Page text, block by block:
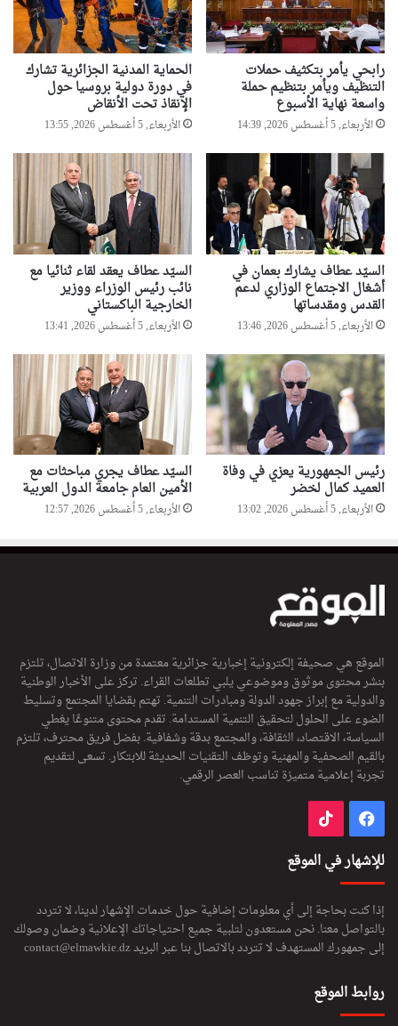
رابحي يأمر بتكثيف حملات
التنظيف ويأمر بتنظيم حملة
واسعة نهاية الأسبوع
الأربعاء, 5 أغسطس 2026, 14:39
الحماية المدنية الجزائرية تشارك
في دورة دولية بروسيا حول
الإنقاذ تحت الأنقاض
الأربعاء, 5 أغسطس 2026, 13:55
السيّد عطاف يشارك بعمان في
أشغال الاجتماع الوزاري لدعم
القدس ومقدساتها
الأربعاء, 5 أغسطس 2026, 13:46
السيّد عطاف يعقد لقاء ثنائيا مع
نائب رئيس الوزراء ووزير
الخارجية الباكستاني
الأربعاء, 5 أغسطس 2026, 13:41
رئيس الجمهورية يعزي في وفاة
العميد كمال لخضر
الأربعاء, 5 أغسطس 2026, 13:02
السيّد عطاف يجري مباحثات مع
الأمين العام جامعة الدول العربية
الأربعاء, 5 أغسطس 2026, 12:57
الموقع هي صحيفة إلكترونية إخبارية جزائرية معتمدة من وزارة الاتصال، تلتزم
بنشر محتوى موثوق وموضوعي يلبي تطلعات القراء. تركز على الأخبار الوطنية
والدولية مع إبراز جهود الدولة ومبادرات التنمية. تهتم بقضايا المجتمع وتسليط
الضوء على الحلول لتحقيق التنمية المستدامة. تقدم محتوى متنوعًا يغطي
السياسة، الاقتصاد، الثقافة، والمجتمع بدقة وشفافية. بفضل فريق محترف، تلتزم
بالقيم الصحفية والمهنية وتوظف التقنيات الحديثة للابتكار. تسعى لتقديم
تجربة إعلامية متميزة تناسب العصر الرقمي.
فيسبوك
للإشهار في الموقع
إذا كنت بحاجة إلى أي معلومات إضافية حول خدمات الإشهار لدينا، لا تتردد
بالتواصل معنا. نحن مستعدون لتلبية جميع احتياجاتك الإعلانية وضمان وصولك
إلى جمهورك المستهدف لا تتردد بالاتصال بنا عبر البريدcontact@elmawkie.dz
روابط الموقع